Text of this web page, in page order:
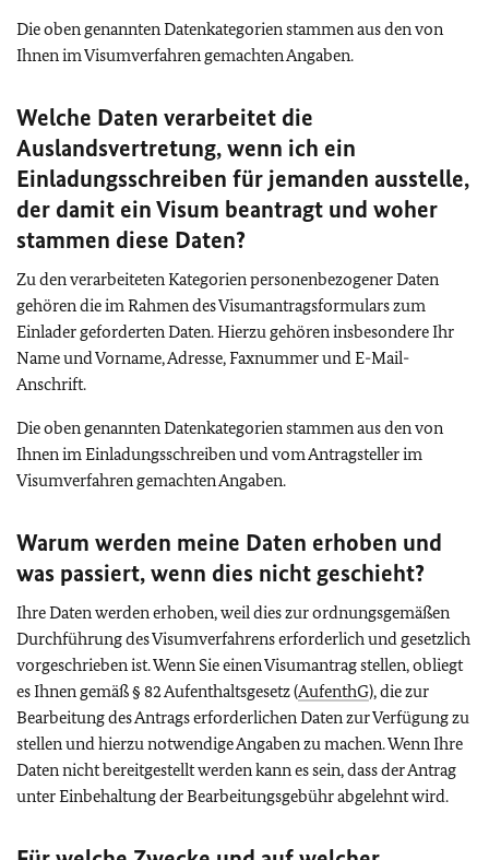
Die oben genannten Datenkategorien stammen aus den von
Ihnen im Visumverfahren gemachten Angaben.
Welche Daten verarbeitet die
Auslandsvertretung, wenn ich ein
Einladungsschreiben für jemanden ausstelle,
der damit ein Visum beantragt und woher
stammen diese Daten?
Zu den verarbeiteten Kategorien personenbezogener Daten
gehören die im Rahmen des Visumantragsformulars zum
Einlader geforderten Daten. Hierzu gehören insbesondere Ihr
Name und Vorname, Adresse, Faxnummer und E-Mail-
Anschrift.
Die oben genannten Datenkategorien stammen aus den von
Ihnen im Einladungsschreiben und vom Antragsteller im
Visumverfahren gemachten Angaben.
Warum werden meine Daten erhoben und
was passiert, wenn dies nicht geschieht?
Ihre Daten werden erhoben, weil dies zur ordnungsgemäßen
Durchführung des Visumverfahrens erforderlich und gesetzlich
vorgeschrieben ist. Wenn Sie einen Visumantrag stellen, obliegt
es Ihnen gemäß § 82 Aufenthaltsgesetz (AufenthG), die zur
Bearbeitung des Antrags erforderlichen Daten zur Verfügung zu
stellen und hierzu notwendige Angaben zu machen. Wenn Ihre
Daten nicht bereitgestellt werden kann es sein, dass der Antrag
unter Einbehaltung der Bearbeitungsgebühr abgelehnt wird.